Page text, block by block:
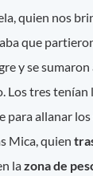
quien nos
que
y se sumaron
Los tres tenían
para allanar
Mica, quien
lazona de